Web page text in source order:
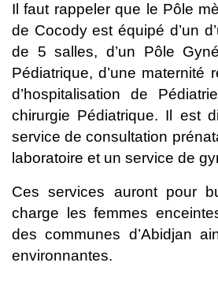
Il faut rappeler que le Pôle
de Cocody est équipé d’un
de 5 salles, d’un Pôle
Pédiatrique, d’une maternité
d’hospitalisation de
chirurgie Pédiatrique. Il est
service de consultation
laboratoire et un service de
Ces services auront pour
charge les femmes
des communes d’Abidjan
environnantes.